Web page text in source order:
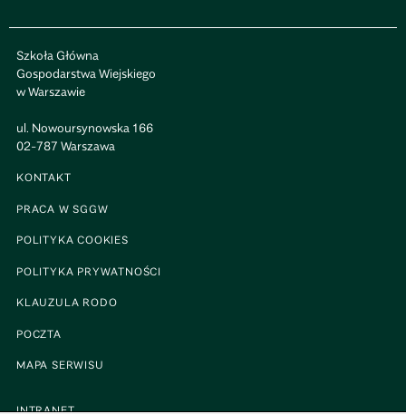
Szkoła Główna
Gospodarstwa Wiejskiego
w Warszawie
ul. Nowoursynowska 166
02-787 Warszawa
KONTAKT
PRACA W SGGW
POLITYKA COOKIES
POLITYKA PRYWATNOŚCI
KLAUZULA RODO
POCZTA
MAPA SERWISU
INTRANET